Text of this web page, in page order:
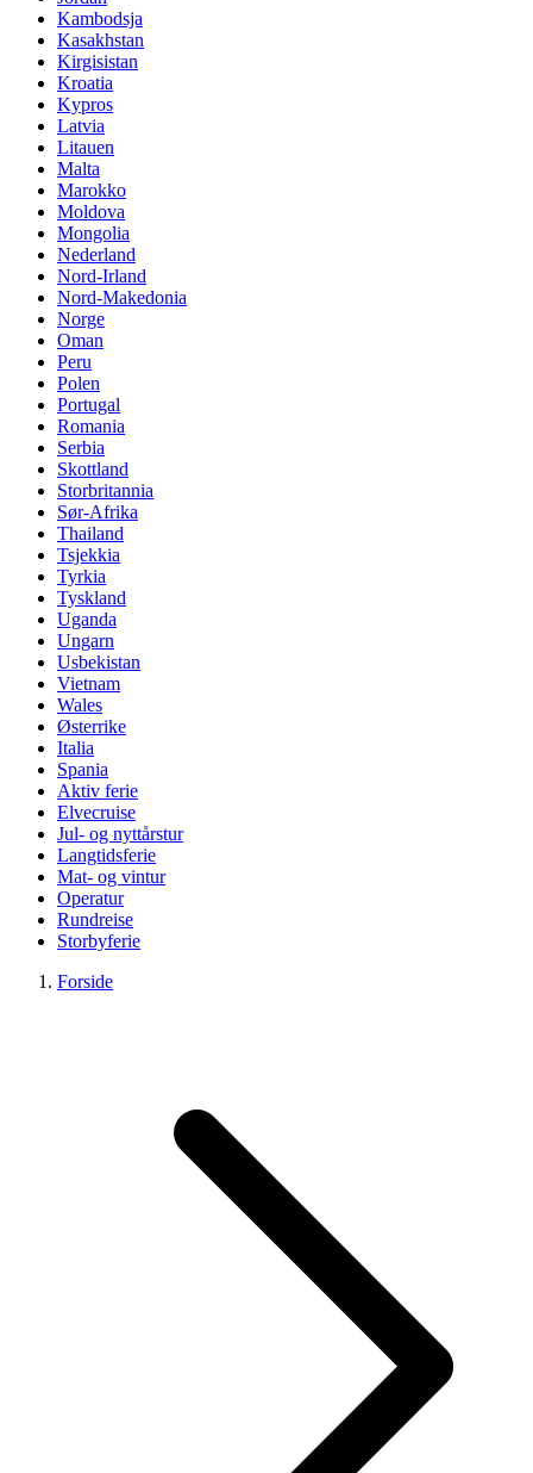
Kambodsja
Kasakhstan
Kirgisistan
Kroatia
Kypros
Latvia
Litauen
Malta
Marokko
Moldova
Mongolia
Nederland
Nord-Irland
Nord-Makedonia
Norge
Oman
Peru
Polen
Portugal
Romania
Serbia
Skottland
Storbritannia
Sør-Afrika
Thailand
Tsjekkia
Tyrkia
Tyskland
Uganda
Ungarn
Usbekistan
Vietnam
Wales
Østerrike
Italia
Spania
Aktiv ferie
Elvecruise
Jul- og nyttårstur
Langtidsferie
Mat- og vintur
Operatur
Rundreise
Storbyferie
Forside